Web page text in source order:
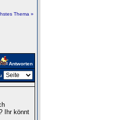
Thema »
Antworten
Ihr könnt